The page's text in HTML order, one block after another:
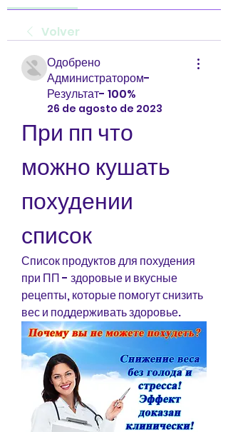
Volver
Одобрено
Администратором-
Результат- 100%
26 de agosto de 2023
При пп что
можно кушать
похудении
список
Список продуктов для похудения
при ПП - здоровые и вкусные
рецепты, которые помогут снизить
вес и поддерживать здоровье.